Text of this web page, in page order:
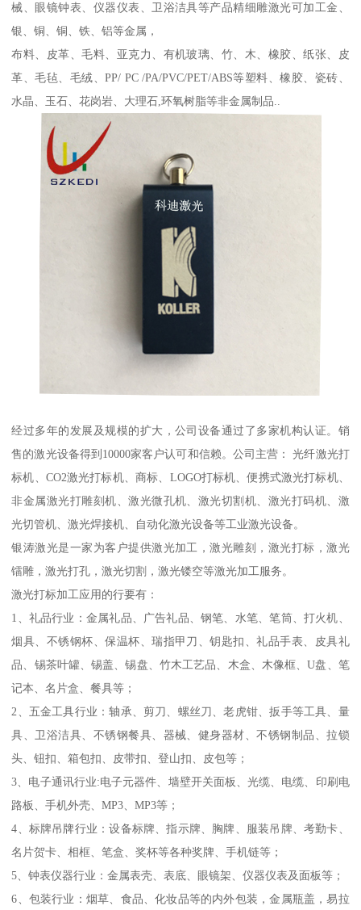
械、眼镜钟表、仪器仪表、卫浴洁具等产品精细雕激光可加工金、
银、铜、铜、铁、铝等金属，
布料、皮革、毛料、亚克力、有机玻璃、竹、木、橡胶、纸张、皮
革、毛毡、毛绒、PP/ PC /PA/PVC/PET/ABS等塑料、橡胶、瓷砖、
水晶、玉石、花岗岩、大理石,环氧树脂等非金属制品..
经过多年的发展及规模的扩大，公司设备通过了多家机构认证。销
售的激光设备得到10000家客户认可和信赖。公司主营： 光纤激光打
标机、CO2激光打标机、商标、LOGO打标机、便携式激光打标机、
非金属激光打雕刻机、激光微孔机、激光切割机、激光打码机、激
光切管机、激光焊接机、自动化激光设备等工业激光设备。
银涛激光是一家为客户提供激光加工，激光雕刻，激光打标，激光
镭雕，激光打孔，激光切割，激光镂空等激光加工服务。
激光打标加工应用的行要有：
1、礼品行业：金属礼品、广告礼品、钢笔、水笔、笔筒、打火机、
烟具、不锈钢杯、保温杯、瑞指甲刀、钥匙扣、礼品手表、皮具礼
品、锡茶叶罐、锡盖、锡盘、竹木工艺品、木盒、木像框、U盘、笔
记本、名片盒、餐具等；
2、五金工具行业：轴承、剪刀、螺丝刀、老虎钳、扳手等工具、量
具、卫浴洁具、不锈钢餐具、器械、健身器材、不锈钢制品、拉锁
头、钮扣、箱包扣、皮带扣、登山扣、皮包等；
3、电子通讯行业:电子元器件、墙壁开关面板、光缆、电缆、印刷电
路板、手机外壳、MP3、MP3等；
4、标牌吊牌行业：设备标牌、指示牌、胸牌、服装吊牌、考勤卡、
名片贺卡、相框、笔盒、奖杯等各种奖牌、手机链等；
5、钟表仪器行业：金属表壳、表底、眼镜架、仪器仪表及面板等；
6、包装行业：烟草、食品、化妆品等的内外包装，金属瓶盖，易拉